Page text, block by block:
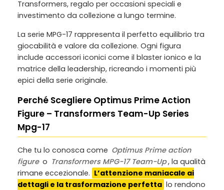
Transformers, regalo per occasioni speciali e
investimento da collezione a lungo termine.
La serie MPG-17 rappresenta il perfetto equilibrio tra
giocabilità e valore da collezione. Ogni figura
include accessori iconici come il blaster ionico e la
matrice della leadership, ricreando i momenti più
epici della serie originale.
Perché Scegliere Optimus Prime Action
Figure – Transformers Team-Up Series
Mpg-17
Che tu lo conosca come Optimus Prime action
figure o Transformers MPG-17 Team-Up, la qualità
rimane eccezionale. L’attenzione maniacale ai
dettagli e la trasformazione perfetta lo rendono